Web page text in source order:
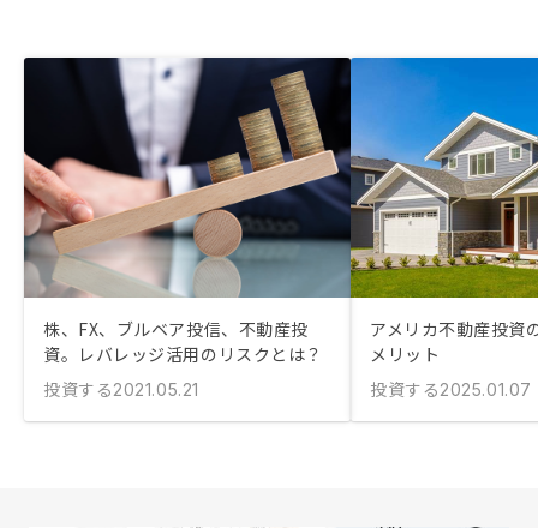
株、FX、ブルベア投信、不動産投
資。レバレッジ活用のリスクとは？
投資する2021.05.21
アメリカ不動産投資
メリット
投資する2025.01.07